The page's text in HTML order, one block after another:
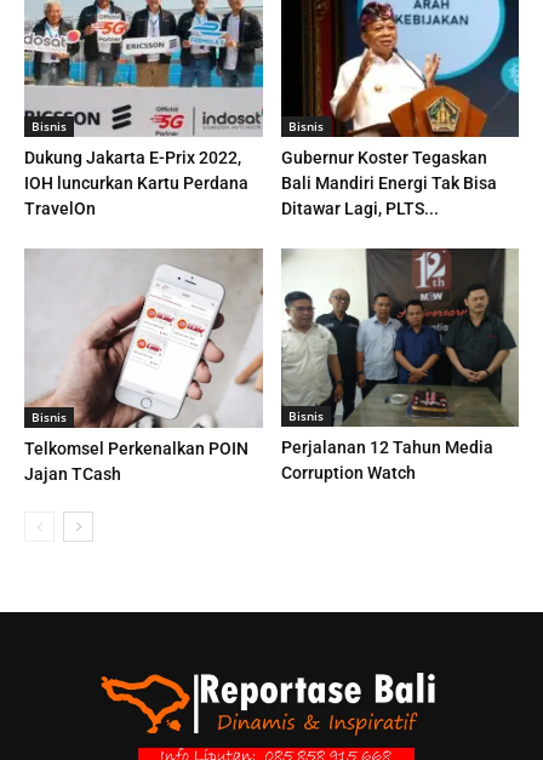
Bisnis
Dukung Jakarta E-Prix 2022,
IOH luncurkan Kartu Perdana
TravelOn
Bisnis
Gubernur Koster Tegaskan
Bali Mandiri Energi Tak Bisa
Ditawar Lagi, PLTS...
Bisnis
Telkomsel Perkenalkan POIN
Jajan TCash
Bisnis
Perjalanan 12 Tahun Media
Corruption Watch